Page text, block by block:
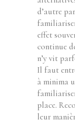
d’autre
effet
continue
n’y vit
Il faut
à minima
place.
leur